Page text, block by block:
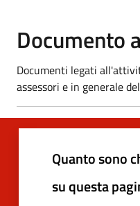
Documento
Documenti legati
assessori e in generale
Quanto sono
su questa